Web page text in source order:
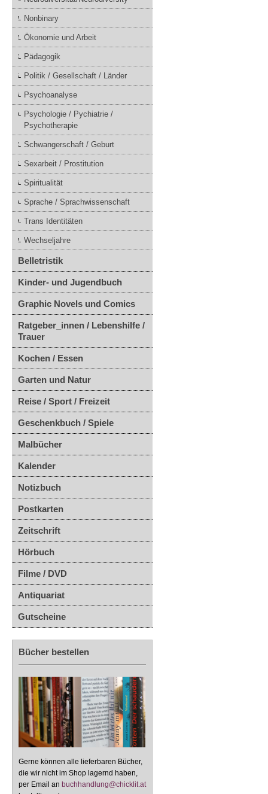
Nonbinary
Ökonomie und Arbeit
Pädagogik
Politik / Gesellschaft / Länder
Psychoanalyse
Psychologie / Pychiatrie /
Psychotherapie
Schwangerschaft / Geburt
Sexarbeit / Prostitution
Spiritualität
Sprache / Sprachwissenschaft
Trans Identitäten
Wechseljahre
Belletristik
Kinder- und Jugendbuch
Graphic Novels und Comics
Ratgeber_innen / Lebenshilfe /
Trauer
Kochen / Essen
Garten und Natur
Reise / Sport / Freizeit
Geschenkbuch / Spiele
Malbücher
Kalender
Notizbuch
Postkarten
Zeitschrift
Hörbuch
Filme / DVD
Antiquariat
Gutscheine
Bücher bestellen
Gerne können alle lieferbaren Bücher,
die wir nicht im Shop lagernd haben,
per Email an buchhandlung@chicklit.at